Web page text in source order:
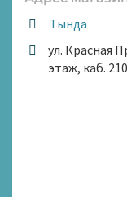
Тында
ул. Красная
этаж, каб. 210